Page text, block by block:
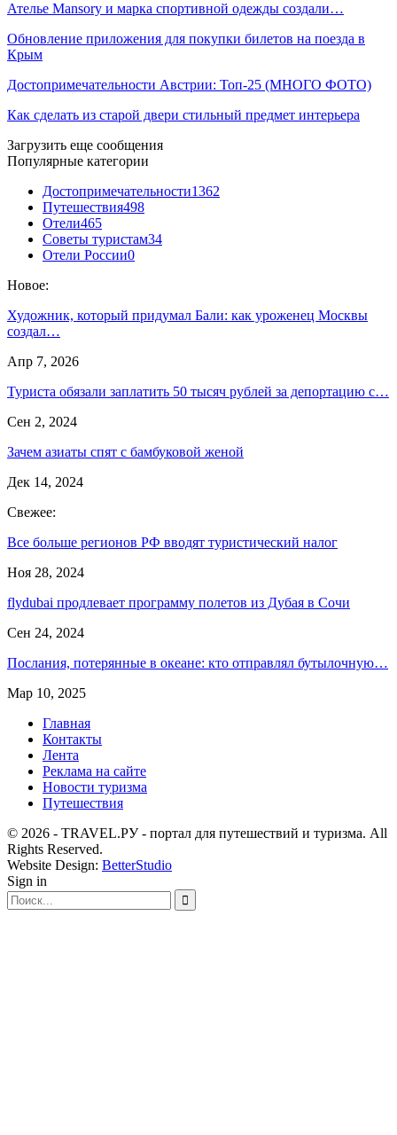
Ателье Mansory и марка спортивной одежды создали…
Обновление приложения для покупки билетов на поезда в
Крым
Достопримечательности Австрии: Топ-25 (МНОГО ФОТО)
Как сделать из старой двери стильный предмет интерьера
Загрузить еще сообщения
Популярные категории
Достопримечательности1362
Путешествия498
Отели465
Советы туристам34
Отели России0
Новое:
Художник, который придумал Бали: как уроженец Москвы
создал…
Апр 7, 2026
Туриста обязали заплатить 50 тысяч рублей за депортацию с…
Сен 2, 2024
Зачем азиаты спят с бамбуковой женой
Дек 14, 2024
Свежее:
Все больше регионов РФ вводят туристический налог
Ноя 28, 2024
flydubai продлевает программу полетов из Дубая в Сочи
Сен 24, 2024
Послания, потерянные в океане: кто отправлял бутылочную…
Мар 10, 2025
Главная
Контакты
Лента
Реклама на сайте
Новости туризма
Путешествия
© 2026 - TRAVEL.РУ - портал для путешествий и туризма. All
Rights Reserved.
Website Design: BetterStudio
Sign in